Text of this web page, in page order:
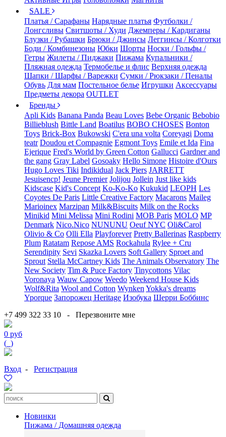
SALE
Платья / Сарафаны Нарядные платья Футболки /
Лонгсливы Свитшоты / Худи Джемперы / Кардиганы
Блузки / Рубашки Брюки / Джинсы Леггинсы / Колготки
Боди / Комбинезоны Юбки Шорты Носки / Гольфы /
Гетры Жилеты / Пиджаки Пижама Купальники /
Пляжная одежда Термобелье и флис Верхняя одежда
Шапки / Шарфы / Варежки Сумки / Рюкзаки / Пеналы
Обувь Для мам Постельное белье Игрушки Аксессуары
Предметы декора OUTLET
Бренды
Apli Kids Banana Panda Beau Loves Bebe Organic Bebobio
Billieblush Bittle Land Boatilus BOBO CHOSES Bonton
Toys Brick-Box Bukowski C'era una volta Coreyagi Doma
teatr Doudou et Compagnie Egmont Toys Emile et Ida Fina
Ejerique Fred's World by Green Cotton Gallucci Gardner and
the gang Gray Label Gosoaky Hello Simone Histoire d'Ours
Hugo Loves Tiki Indikidual Jack Piers JARRETT
Jesuisencp! Jeune Premier Jolijou Jollein Just like kids
Kidscase Kid's Concept Ko-Ko-Ko Kukukid LEOPH Les
Coyotes De Paris Little Creative Factory Macarons Maileg
Marioinex Marzipan Milk&Biscuits Milk on the Rocks
Minikid Mini Melissa Mini Rodini MOB Paris MOLO MP
Denmark Nico.Nico NUNUNU Oeuf NYC Oli&Carol
Olivio & Co Olli Ella Playforever Pretty Ballerinas Raspberry
Plum Ratatam Repose AMS Rockahula Rylee + Cru
Serendipity Sevi Skazka Lovers Soft Gallery Sproet and
Sprout Stella McCartney Kids The Animals Observatory The
New Society Tim & Puce Factory Tinycottons Vilac
Voronaya Wauw Capow Weedo Weekend House Kids
Wolf&Rita Wool and Cotton Wynken Yokka's dreams
Yporque Запорожец Heritage Изобука Шерри Боббинс
+7 499 322 33 10 - Перезвоните мне
0 руб
( )
Вход - Регистрация
Новинки
Пижама / Домашняя одежда